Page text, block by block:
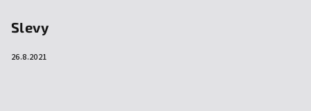
Slevy
26.8.2021